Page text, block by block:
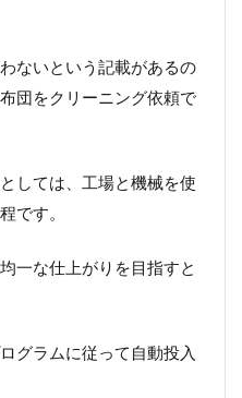
ないという記載があるの
団をクリーニング依頼で
しては、工場と機械を使
です。
一な仕上がりを目指すと
グラムに従って自動投入